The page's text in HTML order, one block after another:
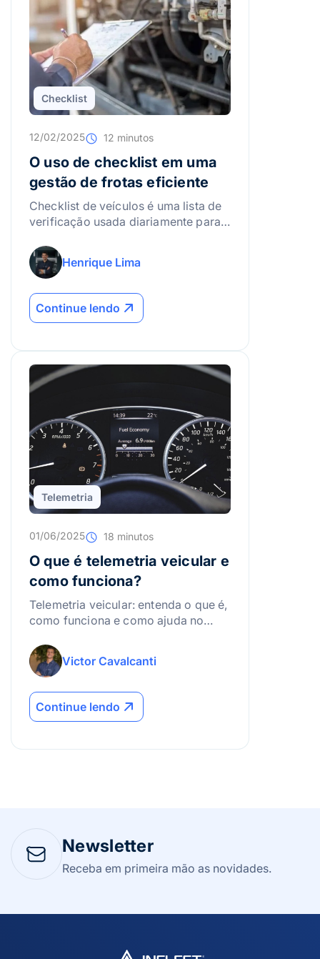
Checklist
12/02/2025 12 minutos
O uso de checklist em uma
gestão de frotas eficiente
Checklist de veículos é uma lista de
verificação usada diariamente para
segurança e documentação,
ajudando a reduzir falhas, acidentes
Henrique Lima
Continue lendo
Telemetria
01/06/2025 18 minutos
O que é telemetria veicular e
como funciona?
Telemetria veicular: entenda o que é,
como funciona e como ajuda no
gestão de frotas.
Victor Cavalcanti
Continue lendo
Newsletter
Receba em primeira mão as novidades.